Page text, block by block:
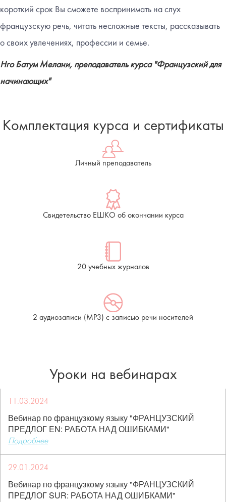
короткий срок Вы сможете воспринимать на слух
французскую речь, читать несложные тексты, рассказывать
о своих увлечениях, профессии и семье.
Нго Батум Мелани, преподаватель курса "Французский для
начинающих"
Комплектация курса и сертификаты
Личный преподаватель
Свидетельство ЕШКО об окончании курса
20 учебных журналов
2 аудиозаписи (МР3) с записью речи носителей
Уроки на вебинарах
11.03.2024
Вебинар по французкому языку "ФРАНЦУЗСКИЙ
ПРЕДЛОГ EN: РАБОТА НАД ОШИБКАМИ"
Подробнее
29.01.2024
Вебинар по французкому языку "ФРАНЦУЗСКИЙ
ПРЕДЛОГ SUR: РАБОТА НАД ОШИБКАМИ"